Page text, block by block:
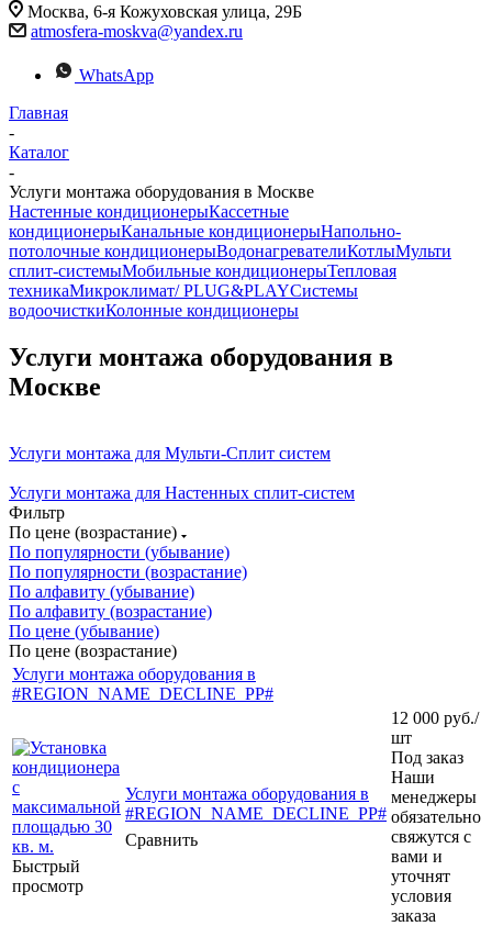
Москва, 6-я Кожуховская улица, 29Б
atmosfera-moskva@yandex.ru
WhatsApp
Главная
-
Каталог
-
Услуги монтажа оборудования в Москве
Настенные кондиционерыКассетные
кондиционерыКанальные кондиционерыНапольно-
потолочные кондиционерыВодонагревателиКотлыМульти
сплит-системыМобильные кондиционерыТепловая
техникаМикроклимат/ PLUG&PLAYСистемы
водоочисткиКолонные кондиционеры
Услуги монтажа оборудования в
Москве
Услуги монтажа для Мульти-Сплит систем
Услуги монтажа для Настенных сплит-систем
Фильтр
По цене (возрастание)
По популярности (убывание)
По популярности (возрастание)
По алфавиту (убывание)
По алфавиту (возрастание)
По цене (убывание)
По цене (возрастание)
Услуги монтажа оборудования в
#REGION_NAME_DECLINE_PP#
Быстрый
просмотр
Услуги монтажа оборудования в
#REGION_NAME_DECLINE_PP#
Сравнить
12 000 руб./
шт
Под заказ
Наши
менеджеры
обязательно
свяжутся с
вами и
уточнят
условия
заказа